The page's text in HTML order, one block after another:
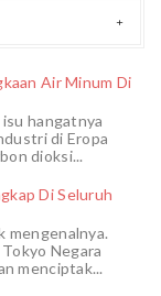
Air Minum Di
hangatnya
di Eropa
dioksi...
Di Seluruh
mengenalnya.
Negara
menciptak...